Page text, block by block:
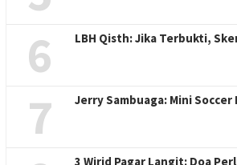
6 LBH Qisth: Jika Terbukti,
7 Jerry Sambuaga: Mini
3 Wirid Pagar Langit: Doa